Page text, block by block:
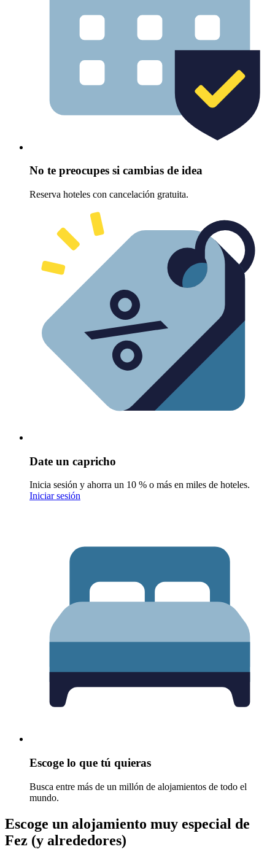
No te preocupes si cambias de idea
Reserva hoteles con cancelación gratuita.
Date un capricho
Inicia sesión y ahorra un 10 % o más en miles de hoteles.
Iniciar sesión
Escoge lo que tú quieras
Busca entre más de un millón de alojamientos de todo el
mundo.
Escoge un alojamiento muy especial de
Fez (y alrededores)